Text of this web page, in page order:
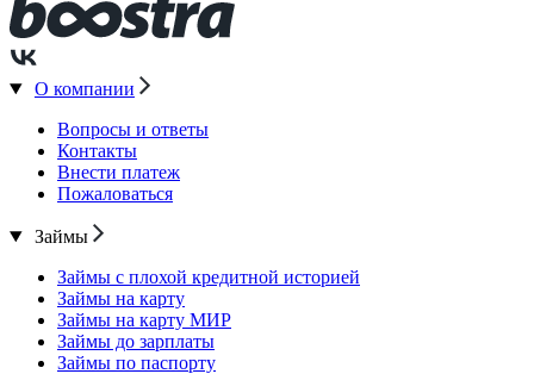
О компании
Вопросы и ответы
Контакты
Внести платеж
Пожаловаться
Займы
Займы с плохой кредитной историей
Займы на карту
Займы на карту МИР
Займы до зарплаты
Займы по паспорту